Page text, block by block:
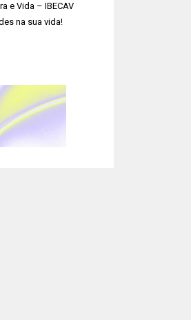
e Vida – IBECAV
na sua vida!